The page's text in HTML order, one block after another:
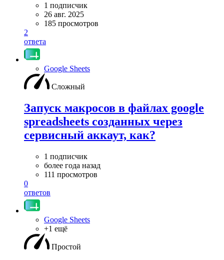
1 подписчик
26 авг. 2025
185 просмотров
2
ответа
Google Sheets
Сложный
Запуск макросов в файлах google
spreadsheets созданных через
сервисный аккаут, как?
1 подписчик
более года назад
111 просмотров
0
ответов
Google Sheets
+1 ещё
Простой